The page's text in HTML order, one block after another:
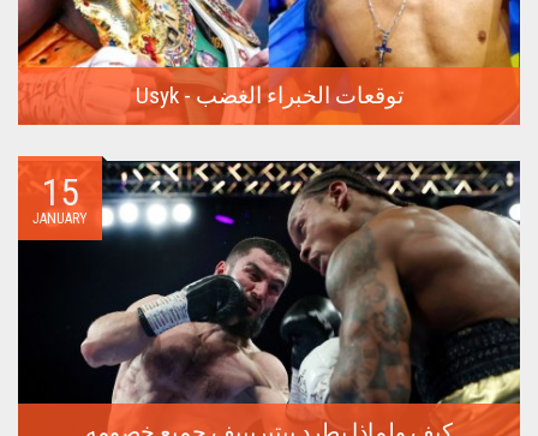
Usyk - توقعات الخبراء الغضب
في...
15
JANUARY